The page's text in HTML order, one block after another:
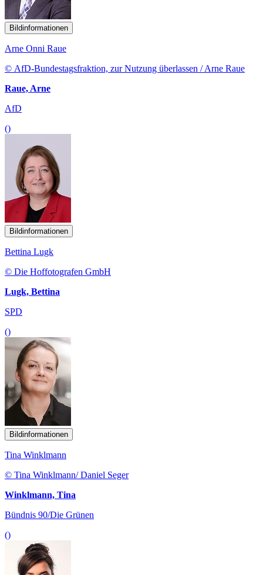
Bildinformationen
Arne Onni Raue
© AfD-Bundestagsfraktion, zur Nutzung überlassen / Arne Raue
Raue, Arne
AfD
()
Bildinformationen
Bettina Lugk
© Die Hoffotografen GmbH
Lugk, Bettina
SPD
()
Bildinformationen
Tina Winklmann
© Tina Winklmann/ Daniel Seger
Winklmann, Tina
Bündnis 90/Die Grünen
()